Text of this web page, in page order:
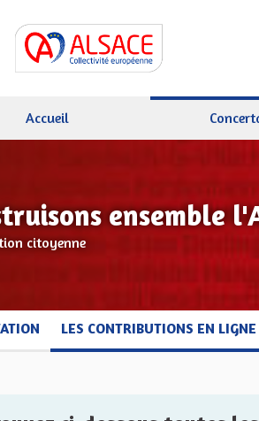
Accueil
ensemble
citoyenne
LES CONTRIBUTIONS EN LIGNE